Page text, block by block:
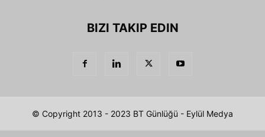
BIZI TAKIP EDIN
© Copyright 2013 - 2023 BT Günlüğü - Eylül Medya